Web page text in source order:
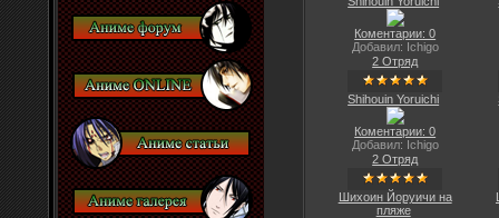
Коментарии: 0
Добавил: Ichigo
2 Отряд
Shihouin Yoruichi
Коментарии: 0
Добавил: Ichigo
2 Отряд
Шихоин Йоруичи на
пляже